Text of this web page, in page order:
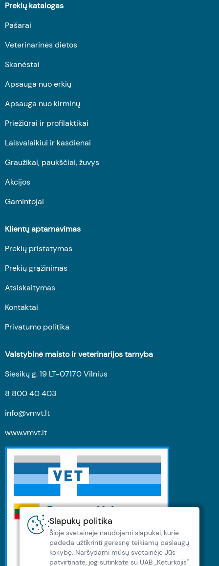
Slapukų politika
Šioje svetainėje naudojami slapukai, kurie
padeda užtikrinti geresnę teikiamų paslaugų
kokybę. Naršydami müsų svetainėje Jūs
patvirtinate, jog sutinkate su UAB „Keturkojis"
Prekių katalogas
Pašarai
Veterinarinės dietos
Skanėstai
Apsauga nuo erkių
Apsauga nuo kirminų
Priežiūrai ir profilaktikai
Laisvalaikiui ir kasdienai
Graužikai, paukščiai, žuvys
Akcijos
Gamintojai
Klientų aptarnavimas
Prekių pristatymas
Prekių grąžinimas
Atsiskaitymas
Kontaktai
Privatumo politika
Valstybinė maisto ir veterinarijos tarnyba
Siesikų g. 19 LT-07170 Vilnius
8 800 40 403
info@vmvt.lt
www.vmvt.lt